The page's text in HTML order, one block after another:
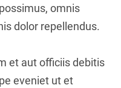
omnis
dolor repellendus.
et aut officiis debitis
eveniet ut et